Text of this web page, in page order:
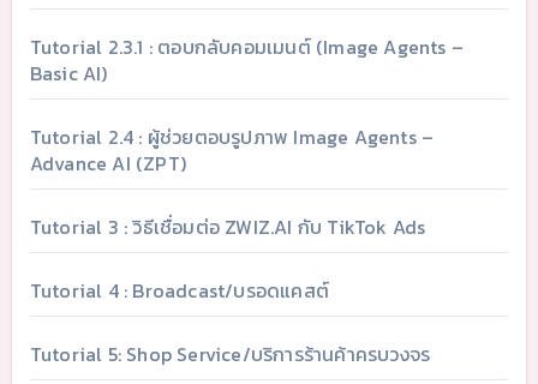
Tutorial 2.3.1 : ตอบกลับคอมเมนต์ (Image Agents –
Basic AI)
Tutorial 2.4 : ผู้ช่วยตอบรูปภาพ Image Agents –
Advance AI (ZPT)
Tutorial 3 : วิธีเชื่อมต่อ ZWIZ.AI กับ TikTok Ads
Tutorial 4 : Broadcast/บรอดแคสต์
Tutorial 5: Shop Service/บริการร้านค้าครบวงจร